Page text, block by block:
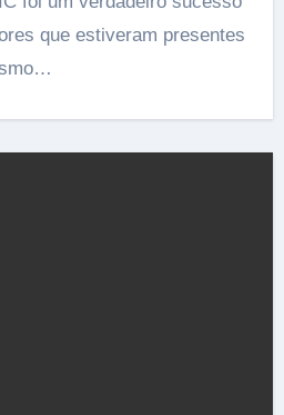
que estiveram presentes